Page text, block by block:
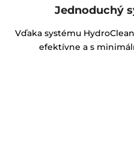
Jednoduchý
Vďaka systému
efektívne a s